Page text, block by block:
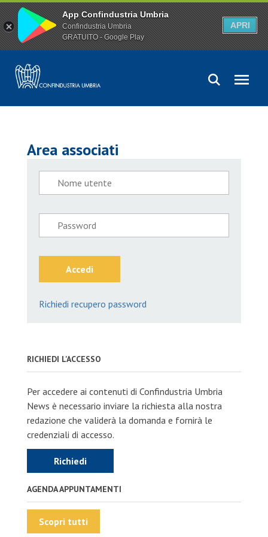
Area associati
Accedi
Richiedi recupero password
RICHIEDI L'ACCESSO
Per accedere ai contenuti di Confindustria Umbria
News è necessario inviare la richiesta alla nostra
redazione che validerà la domanda e fornirà le
credenziali di accesso.
Richiedi
AGENDA APPUNTAMENTI
Scopri tutti
App Confindustria Umbria
Confindustria Umbria
GRATUITO - Google Play
APRI